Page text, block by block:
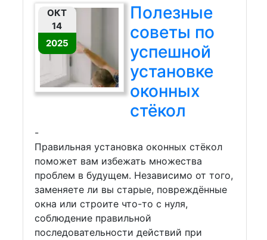
ОКТ
14
2025
Полезные
советы по
успешной
установке
оконных
стёкол
-
Правильная установка оконных стёкол
поможет вам избежать множества
проблем в будущем. Независимо от того,
заменяете ли вы старые, повреждённые
окна или строите что-то с нуля,
соблюдение правильной
последовательности действий при